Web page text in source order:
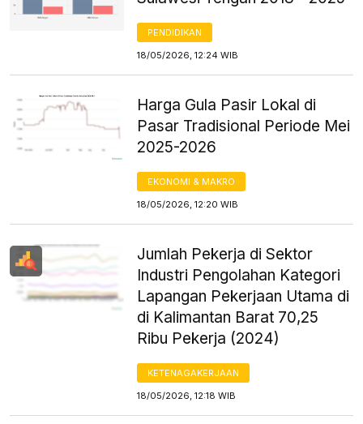
PENDIDIKAN
18/05/2026, 12:24 WIB
Harga Gula Pasir Lokal di
Pasar Tradisional Periode Mei
2025-2026
EKONOMI & MAKRO
18/05/2026, 12:20 WIB
Jumlah Pekerja di Sektor
Industri Pengolahan Kategori
Lapangan Pekerjaan Utama di
di Kalimantan Barat 70,25
Ribu Pekerja (2024)
KETENAGAKERJAAN
18/05/2026, 12:18 WIB